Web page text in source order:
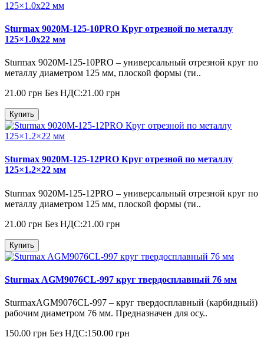
Sturmax 9020M-125-10PRO Круг отрезной по металлу
125×1.0x22 мм
Sturmax 9020M-125-10PRO – универсальный отрезной круг по
металлу диаметром 125 мм, плоской формы (ти..
21.00 грн Без НДС:21.00 грн
Купить
Sturmax 9020M-125-12PRO Круг отрезной по металлу
125×1.2×22 мм
Sturmax 9020M-125-12PRO – универсальный отрезной круг по
металлу диаметром 125 мм, плоской формы (ти..
21.00 грн Без НДС:21.00 грн
Купить
Sturmax AGM9076CL-997 круг твердосплавный 76 мм
SturmaxAGM9076CL-997 – круг твердосплавный (карбидный)
рабочим диаметром 76 мм. Предназначен для осу..
150.00 грн Без НДС:150.00 грн